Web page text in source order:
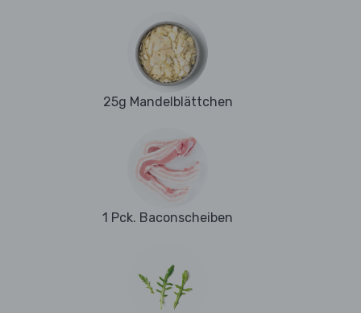
25g Mandelblättchen
1 Pck. Baconscheiben